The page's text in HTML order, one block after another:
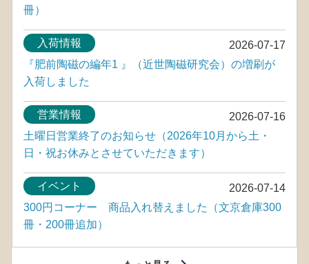
冊）
2026-07-17
入荷情報
『肥前陶磁の編年1 』（近世陶磁研究会）の増刷が
入荷しました
2026-07-16
営業情報
土曜日営業終了のお知らせ（2026年10月から土・
日・祝お休みとさせていただきます）
2026-07-14
イベント
300円コーナー 商品入れ替えました（文京倉庫300
冊・200冊追加）